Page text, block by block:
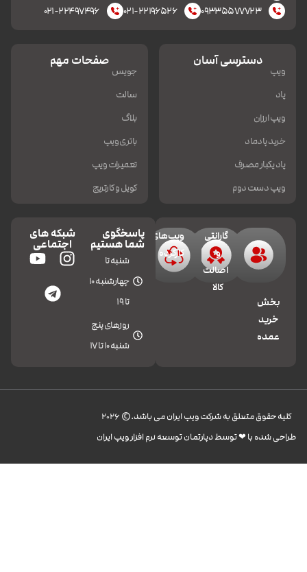
۰۹۳۳۵۵۷۷۷۲۳
۰۲۱-۲۲۱۹۶۵۲۶ ۰۲۱-۲۲۴۹۷۴۹۶
دسترسی آسان
ویپ
پاد
ویپ ارزان
خرید پادماد
پاد یکبار مصرف
ویپ دست دوم
صفحات مهم
جویس
سالت
بلاگ
باتری ویپ
تعمیرات ویپ
کویل و کارتریج
بخش
خرید
عمده
گارانتی
و
اصالت
کالا
ویپ‌های
کارکرده
پاسخگوی
شما هستیم
شنبه تا
چهارشنبه 10
تا 19
روزهای پنج
شنبه 10 تا 17
شبکه های
اجتماعی
کليه حقوق متعلق به شرکت ویپ ایران می باشد.© 2026
طراحی شده با ❤︎ توسط دپارتمان توسعه نرم افزار ویپ ایران